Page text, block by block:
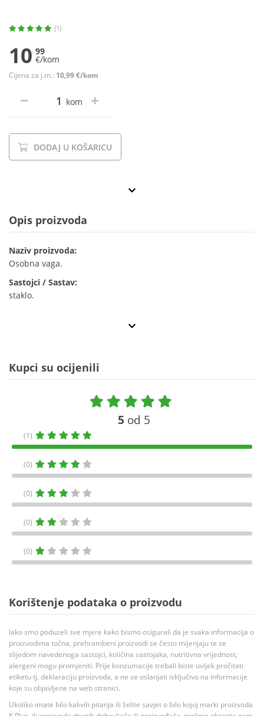
(1)
10 99
€/kom
Cijena za j.m.: 10,99 €/kom
kom
DODAJ U KOŠARICU
Opis proizvoda
Naziv proizvoda:
Osobna vaga.
Sastojci / Sastav:
staklo.
Kupci su ocijenili
5 od 5
(1)
(0)
(0)
(0)
(0)
Korištenje podataka o proizvodu
Iako smo poduzeli sve mjere kako bismo osigurali da je svaka informacija o
proizvodima točna, prehrambeni proizvodi se često mijenjaju te se
slijedom navedenoga sastojci, količina sastojaka, nutritivna vrijednost,
alergeni mogu promjeniti. Prije konzumacije trebali biste uvijek pročitati
etiketu tj. deklaraciju proizvoda, a ne se oslanjati isključivo na informacije
koje su objavljene na web stranici.
Ukoliko imate bilo kakvih pitanja ili želite savjet o bilo kojoj marki proizvoda